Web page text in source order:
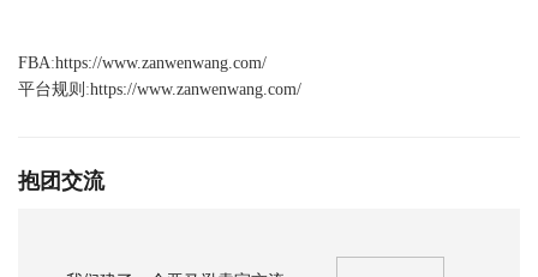
FBA:https://www.zanwenwang.com/
平台规则 :https://www.zanwenwang.com/
抱团交流